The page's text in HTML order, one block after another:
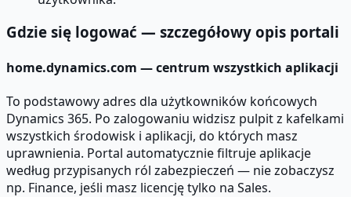
Gdzie się logować — szczegółowy opis portali
home.dynamics.com — centrum wszystkich aplikacji
To podstawowy adres dla użytkowników końcowych
Dynamics 365. Po zalogowaniu widzisz pulpit z kafelkami
wszystkich środowisk i aplikacji, do których masz
uprawnienia. Portal automatycznie filtruje aplikacje
według przypisanych ról zabezpieczeń — nie zobaczysz
np. Finance, jeśli masz licencję tylko na Sales.